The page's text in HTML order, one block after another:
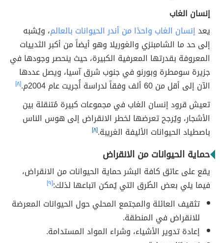
إنسان الغاب
يعدإنسان الغاب واحدًا من أندر الحيوانات بالعالم، ويُشبه
إلى حد ما الشامبنزي والغوريلا وهو أيضاً من أكبر الثدييات
المعروفة بقدرتها المعرفية الكبيرة، حيث ينحصر وجودها في
جزيرة سومطرة وبورنو في جنوب شرق آسيا، ويصل عددها
الآن إلى أقل من 60 ألف وفقاً لدراسة أُجريت عام 2004م.
[٨]
تعيش قرود إنسان الغاب في مجموعات كبيرة مُتنقلة بين
الأشجار، ويُرجح تعرضها لخطر الانقراض إلى هوس الناس
باصطياد الحيوانات الأليفة الغريبة.[٨]
حماية الحيوانات من الانقراض
يقع على عاتق كافة البشر حماية الحيوانات من الانقراض،
فيما يلي بعض الطُرق التي يُمكن اتباعها لذلك:[٩]
تثقيف العائلة والمجتمع المحلي حول الحيوانات المعرضة
للانقراض في المنطقة.
إعادة تدوير الأشياء، وشراء المواد المستدامة.